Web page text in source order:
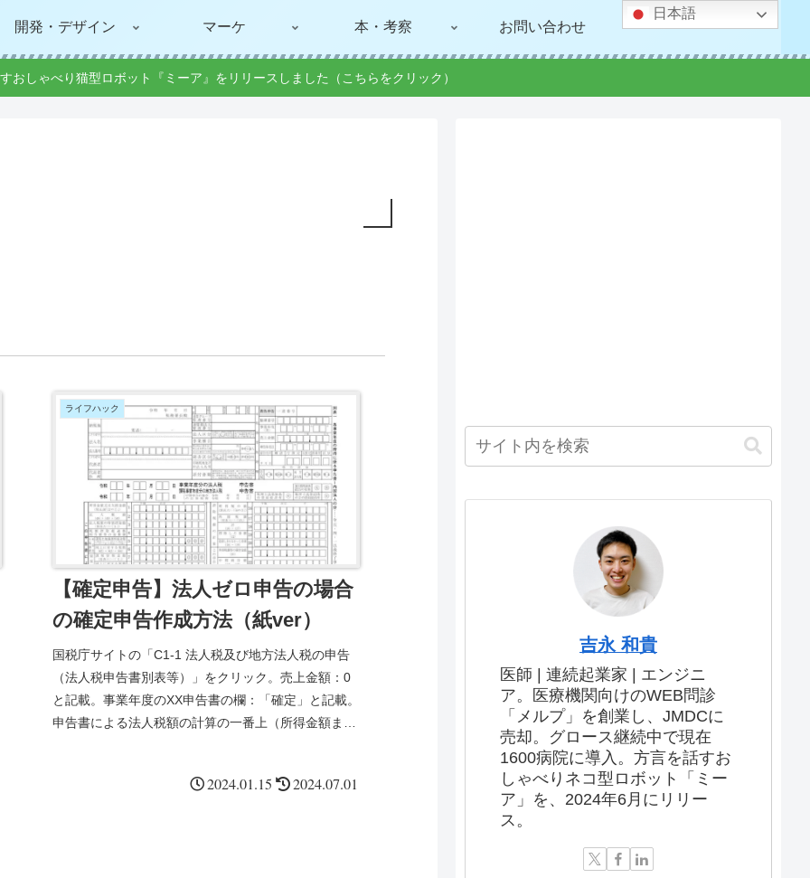
開発・デザイン マーケ 本・考察 お問い合わせ
日本語
おしゃべり猫型ロボット『ミーア』をリリースしました（こちらをクリック）
ライフハック
【確定申告】法人ゼロ申告の場合
の確定申告作成方法（紙ver）
国税庁サイトの「C1-1 法人税及び地方法人税の申告
（法人税申告書別表等）」をクリック。売上金額：0
と記載。事業年度のXX申告書の欄：「確定」と記載。
申告書による法人税額の計算の一番上（所得金額また
2024.01.15 2024.07.01
吉永 和貴
医師 | 連続起業家 | エンジニ
ア。医療機関向けのWEB問診
「メルプ」を創業し、JMDCに
売却。グロース継続中で現在
1600病院に導入。方言を話すお
しゃべりネコ型ロボット「ミー
ア」を、2024年6月にリリー
ス。